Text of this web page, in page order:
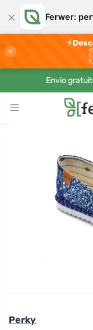
× Ferwer:
×
⚡
Envio
Perky